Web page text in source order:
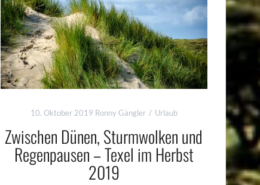
10. Oktober 2019 Ronny Gängler Urlaub
Zwischen Dünen, Sturmwolken und
Regenpausen – Texel im Herbst
2019